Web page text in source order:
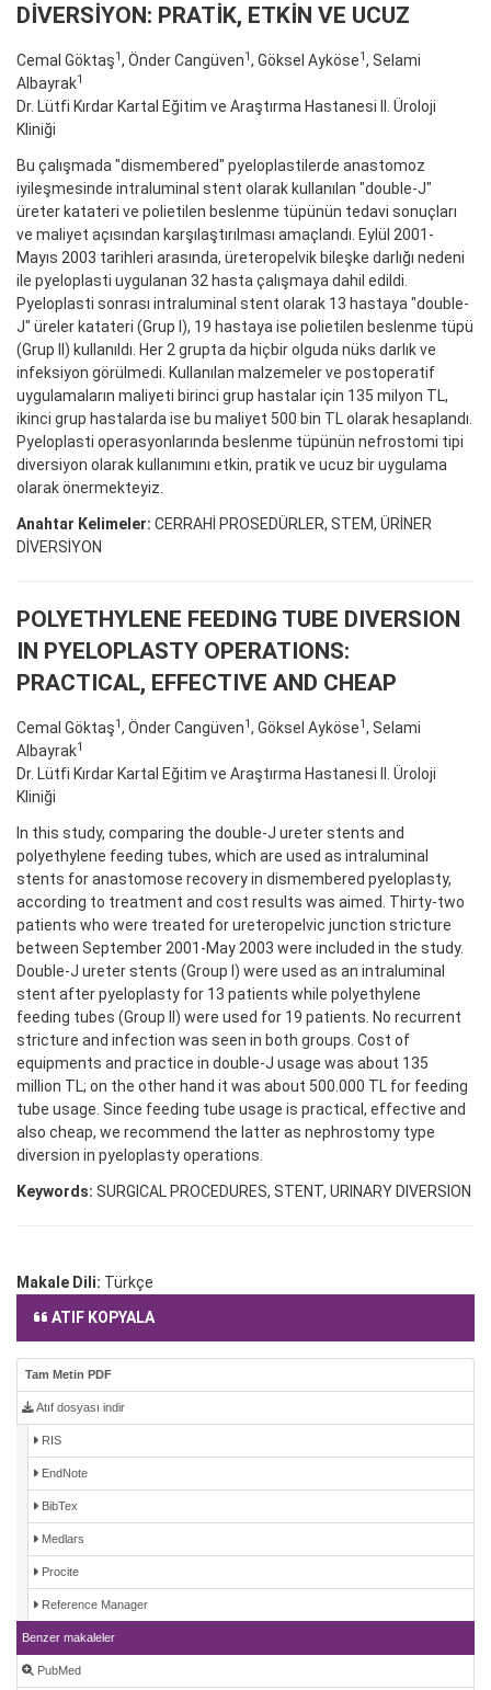
DİVERSİYON: PRATİK, ETKİN VE UCUZ
Cemal Göktaş1, Önder Cangüven1, Göksel Ayköse1, Selami
Albayrak1
Dr. Lütfi Kırdar Kartal Eğitim ve Araştırma Hastanesi II. Üroloji
Kliniği
Bu çalışmada "dismembered" pyeloplastilerde anastomoz
iyileşmesinde intraluminal stent olarak kullanılan "double-J"
üreter katateri ve polietilen beslenme tüpünün tedavi sonuçları
ve maliyet açısından karşılaştırılması amaçlandı. Eylül 2001-
Mayıs 2003 tarihleri arasında, üreteropelvik bileşke darlığı nedeni
ile pyeloplasti uygulanan 32 hasta çalışmaya dahil edildi.
Pyeloplasti sonrası intraluminal stent olarak 13 hastaya "double-
J" üreler katateri (Grup I), 19 hastaya ise polietilen beslenme tüpü
(Grup II) kullanıldı. Her 2 grupta da hiçbir olguda nüks darlık ve
infeksiyon görülmedi. Kullanılan malzemeler ve postoperatif
uygulamaların maliyeti birinci grup hastalar için 135 milyon TL,
ikinci grup hastalarda ise bu maliyet 500 bin TL olarak hesaplandı.
Pyeloplasti operasyonlarında beslenme tüpünün nefrostomi tipi
diversiyon olarak kullanımını etkin, pratik ve ucuz bir uygulama
olarak önermekteyiz.
Anahtar Kelimeler: CERRAHİ PROSEDÜRLER, STEM, ÜRİNER
DİVERSİYON
POLYETHYLENE FEEDING TUBE DIVERSION
IN PYELOPLASTY OPERATIONS:
PRACTICAL, EFFECTIVE AND CHEAP
Cemal Göktaş1, Önder Cangüven1, Göksel Ayköse1, Selami
Albayrak1
Dr. Lütfi Kırdar Kartal Eğitim ve Araştırma Hastanesi II. Üroloji
Kliniği
In this study, comparing the double-J ureter stents and
polyethylene feeding tubes, which are used as intraluminal
stents for anastomose recovery in dismembered pyeloplasty,
according to treatment and cost results was aimed. Thirty-two
patients who were treated for ureteropelvic junction stricture
between September 2001-May 2003 were included in the study.
Double-J ureter stents (Group I) were used as an intraluminal
stent after pyeloplasty for 13 patients while polyethylene
feeding tubes (Group II) were used for 19 patients. No recurrent
stricture and infection was seen in both groups. Cost of
equipments and practice in double-J usage was about 135
million TL; on the other hand it was about 500.000 TL for feeding
tube usage. Since feeding tube usage is practical, effective and
also cheap, we recommend the latter as nephrostomy type
diversion in pyeloplasty operations.
Keywords: SURGICAL PROCEDURES, STENT, URINARY DIVERSION
Makale Dili: Türkçe
ATIF KOPYALA
Tam Metin PDF
Atıf dosyası indir
RIS
EndNote
BibTex
Medlars
Procite
Reference Manager
Benzer makaleler
PubMed